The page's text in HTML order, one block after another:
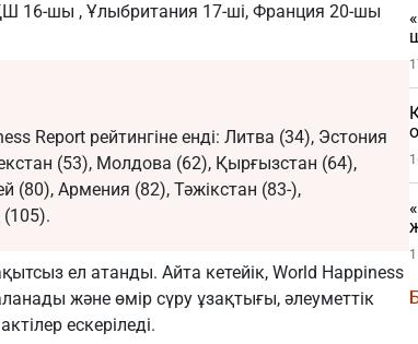
16-шы , Ұлыбритания 17-ші, Франция 20-шы
Report рейтингіне енді: Литва (34), Эстония
(53), Молдова (62), Қырғызстан (64),
(80), Армения (82), Тәжікстан (83-),
(105).
ел атанды. Айта кетейік, World Happiness
және өмір сүру ұзақтығы, әлеуметтік
ескеріледі.